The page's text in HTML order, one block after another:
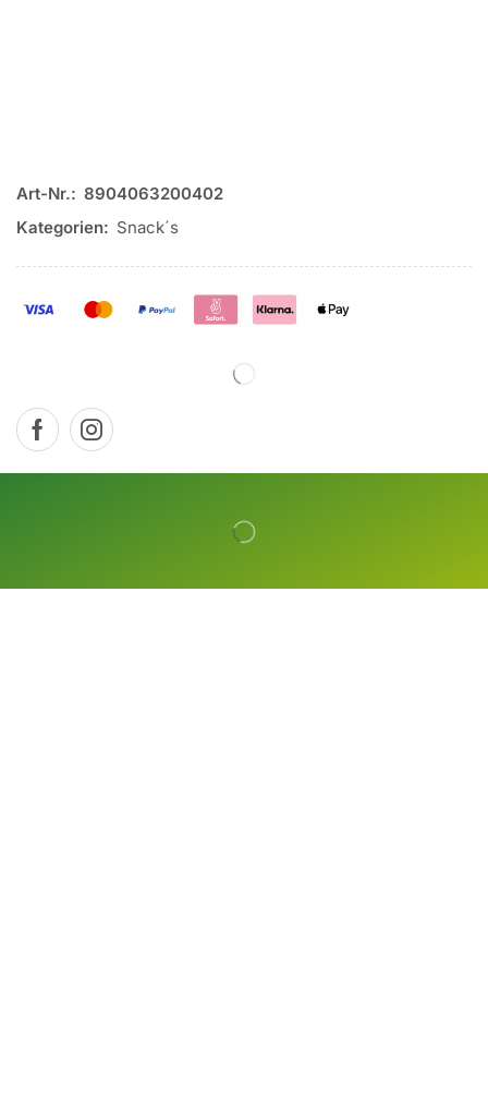
Art-Nr.: 8904063200402
Kategorien: Snack´s